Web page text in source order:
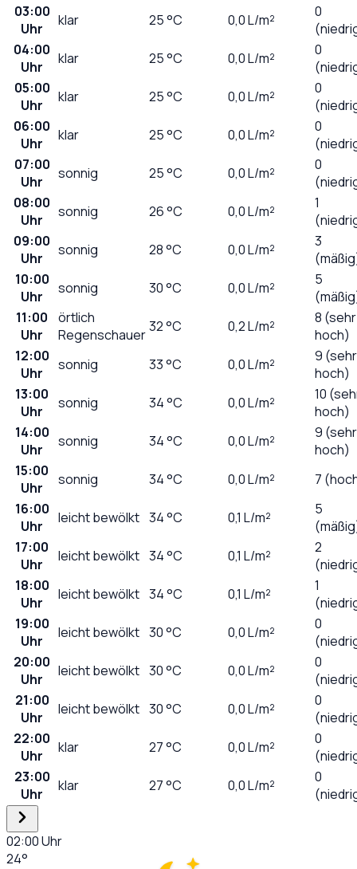
03:00
Uhr
klar 25°C 0,0L/m²
0
04:00
Uhr
klar 25°C 0,0L/m²
0
05:00
Uhr
klar 25°C 0,0L/m²
0
06:00
Uhr
klar 25°C 0,0L/m²
0
07:00
Uhr
sonnig 25°C 0,0L/m²
0
08:00
Uhr
sonnig 26°C 0,0L/m²
1
09:00
Uhr
sonnig 28°C 0,0L/m²
3
10:00
Uhr
sonnig 30°C 0,0L/m²
5
11:00
Uhr
örtlich
Regenschauer32°C 0,2L/m²
8 (sehr
hoch)
12:00
Uhr
sonnig 33°C 0,0L/m²
9 (sehr
hoch)
13:00
Uhr
sonnig 34°C 0,0L/m²
10
hoch)
14:00
Uhr
sonnig 34°C 0,0L/m²
9 (sehr
hoch)
15:00
Uhr
sonnig 34°C 0,0L/m²
7
16:00
Uhr
leicht bewölkt 34°C 0,1 L/m²
5
17:00
Uhr
leicht bewölkt 34°C 0,1 L/m²
2
18:00
Uhr
leicht bewölkt 34°C 0,1 L/m²
1
19:00
Uhr
leicht bewölkt 30°C 0,0L/m²
0
20:00
Uhr
leicht bewölkt 30°C 0,0L/m²
0
21:00
Uhr
leicht bewölkt 30°C 0,0L/m²
0
22:00
Uhr
klar 27°C 0,0L/m²
0
23:00
Uhr
klar 27°C 0,0L/m²
0
02:00Uhr
24°